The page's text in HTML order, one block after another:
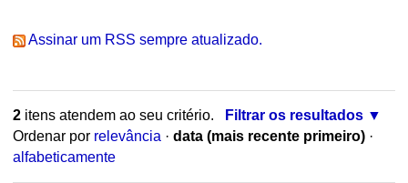
Assinar um RSS sempre atualizado.
2itens atendem ao seu critério.
Filtrar os resultados
Ordenar por relevância · data (mais recente primeiro) ·
alfabeticamente